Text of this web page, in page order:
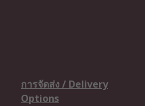
การจัดส่ง / Delivery
Options